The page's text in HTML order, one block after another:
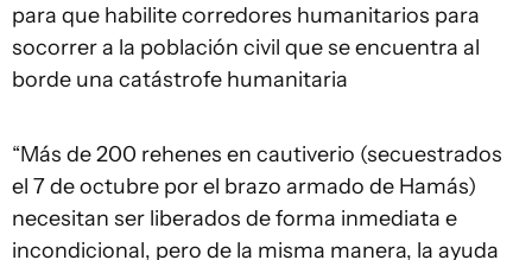
para que habilite corredores humanitarios para
socorrer a la población civil que se encuentra al
borde una catástrofe humanitaria
“Más de 200 rehenes en cautiverio (secuestrados
el 7 de octubre por el brazo armado de Hamás)
necesitan ser liberados de forma inmediata e
incondicional, pero de la misma manera, la ayuda